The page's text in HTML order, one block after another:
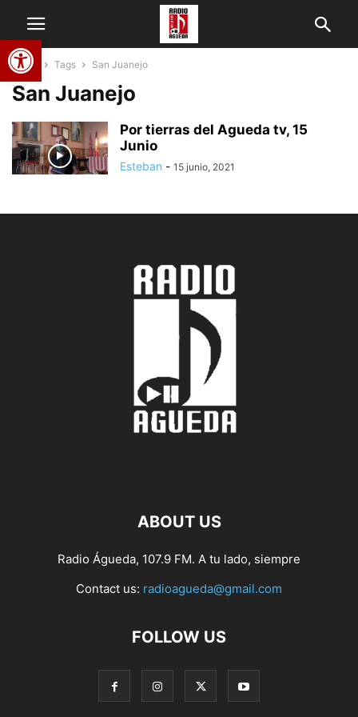
Abrir barra de herramientas
Home Tags San Juanejo
San Juanejo
Por tierras del Agueda tv, 15
Junio
Esteban - 15 junio, 2021
ABOUT US
Radio Águeda, 107.9 FM. A tu lado, siempre
Contact us: radioagueda@gmail.com
FOLLOW US